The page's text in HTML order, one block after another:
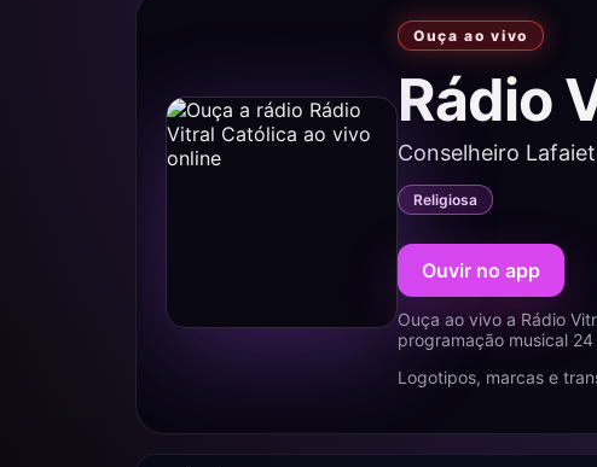
Ouça ao vivo
Rádio
Conselheiro
Religiosa
Ouvir no app
Ouça ao vivo a Rádio
programação musical
Logotipos, marcas e